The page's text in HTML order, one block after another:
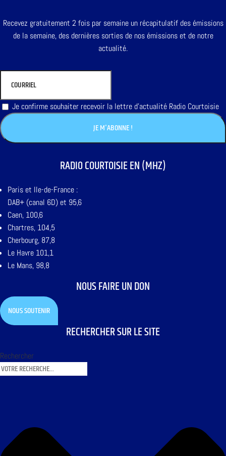
Recevez gratuitement 2 fois par semaine un récapitulatif des émissions
de la semaine, des dernières sorties de nos émissions et de notre
actualité.
Je confirme souhaiter recevoir la lettre d'actualité Radio Courtoisie
RADIO COURTOISIE EN (MHZ)
Paris et Ile-de-France :
DAB+ (canal 6D) et 95,6
Caen, 100,6
Chartres, 104,5
Cherbourg, 87,8
Le Havre 101,1
Le Mans, 98,8
NOUS FAIRE UN DON
NOUS SOUTENIR
RECHERCHER SUR LE SITE
Rechercher